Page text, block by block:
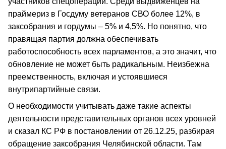
праймериз в Госдуму ветеранов СВО более 12%, в
заксобрания и гордумы – 5% и 4,5%. Но понятно, что
правящая партия должна обеспечивать
работоспособность всех парламентов, а это значит, что
обновление не может быть радикальным. Неизбежна
преемственность, включая и устоявшиеся
внутрипартийные связи.
О необходимости учитывать даже такие аспекты
деятельности представительных органов всех уровней
и сказал КС РФ в постановлении от 26.12.25, разбирая
обращение заксобрания Челябинской области. Там